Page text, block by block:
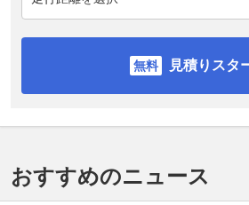
見積りスタ
おすすめのニュース